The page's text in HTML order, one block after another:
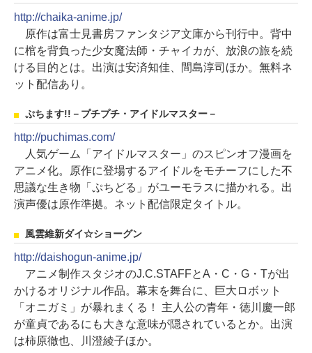
http://chaika-anime.jp/
原作は富士見書房ファンタジア文庫から刊行中。背中
に棺を背負った少女魔法師・チャイカが、放浪の旅を続
ける目的とは。出演は安済知佳、間島淳司ほか。無料ネ
ット配信あり。
ぷちます!!－プチプチ・アイドルマスター－
http://puchimas.com/
人気ゲーム「アイドルマスター」のスピンオフ漫画を
アニメ化。原作に登場するアイドルをモチーフにした不
思議な生き物「ぷちどる」がユーモラスに描かれる。出
演声優は原作準拠。ネット配信限定タイトル。
風雲維新ダイ☆ショーグン
http://daishogun-anime.jp/
アニメ制作スタジオのJ.C.STAFFとA・C・G・Tが出
かけるオリジナル作品。幕末を舞台に、巨大ロボット
「オニガミ」が暴れまくる！ 主人公の青年・徳川慶一郎
が童貞であるにも大きな意味が隠されているとか。出演
は柿原徹也、川澄綾子ほか。